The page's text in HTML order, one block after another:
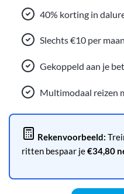
40% korting in
Slechts €10 per
Gekoppeld aan je
Multimodaal reizen
Rekenvoorbeeld:
ritten bespaar je€34,80